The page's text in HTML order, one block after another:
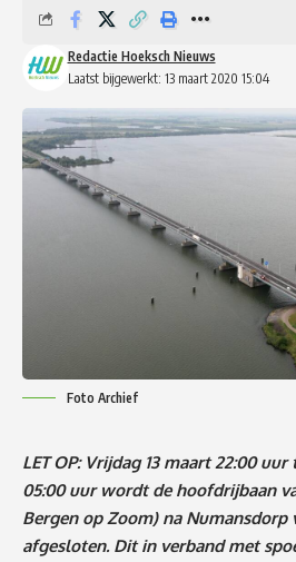
Laatst bijgewerkt: 13 maart 2020 15:04
Redactie Hoeksch Nieuws
Foto Archief
LET OP: Vrijdag 13 maart 22:00
05:00 uur wordt de hoofdrijbaan
Bergen op Zoom) na Numansdorp
afgesloten. Dit in verband met